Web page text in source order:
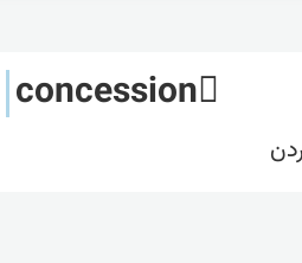
concession